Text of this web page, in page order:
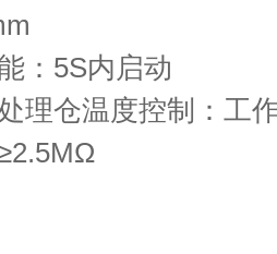
：5S内启动
理仓温度控制：工